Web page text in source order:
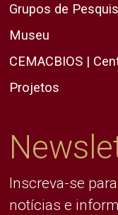
Grupos de
Museu
CEMACBIOS |
Projetos
Inscreva-se
notícias e